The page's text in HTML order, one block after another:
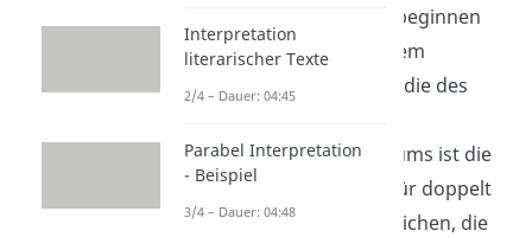
Tabakwerbung sehen, beginnen
deutlich häufiger mit dem
Rauchen. Laut einer Studie des
Krebsforschungszentrums ist die
Wahrscheinlichkeit dafür doppelt
so hoch wie bei Jugendlichen, die
Interpretation
literarischer Texte
2/4 – Dauer: 04:45
Parabel Interpretation
- Beispiel
3/4 – Dauer: 04:48